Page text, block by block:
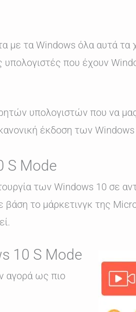
με τα Windows όλα αυτά τα
που έχουν
υπολογιστών που να
έκδοση των
S Mode
των Windows 10 σε
βάση το μάρκετινγκ της
10 S Mode
αγορά ως πιο